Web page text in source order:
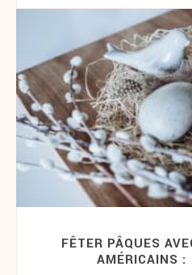
FÊTER PÂQUES
AMÉRICAINS :